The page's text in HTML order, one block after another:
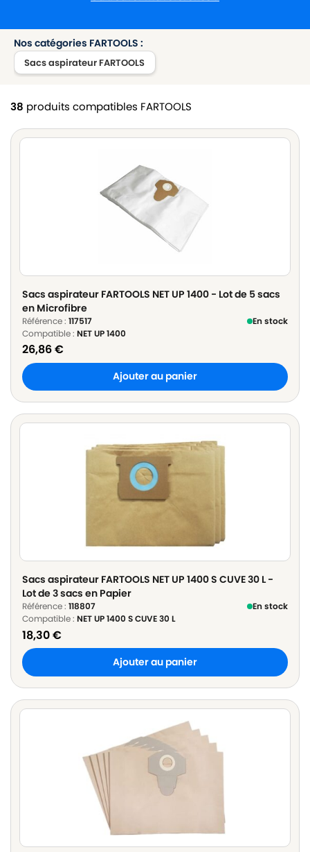
Nos catégories FARTOOLS :
Sacs aspirateur FARTOOLS
38 produits compatibles FARTOOLS
Sacs aspirateur FARTOOLS NET UP 1400 - Lot de 5 sacs
en Microfibre
Référence : 117517
En stock
Compatible : NET UP 1400
26,86€
Ajouter au panier
Sacs aspirateur FARTOOLS NET UP 1400 S CUVE 30 L -
Lot de 3 sacs en Papier
Référence : 118807
En stock
Compatible : NET UP 1400 S CUVE 30 L
18,30€
Ajouter au panier